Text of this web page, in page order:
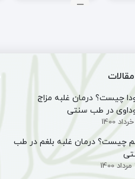
چیست؟ درمان غلبه مزاج
در طب سنتی
چیست؟ درمان غلبه بلغم در طب